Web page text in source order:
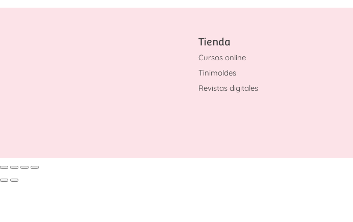
Tienda
Cursos online
Tinimoldes
Revistas digitales